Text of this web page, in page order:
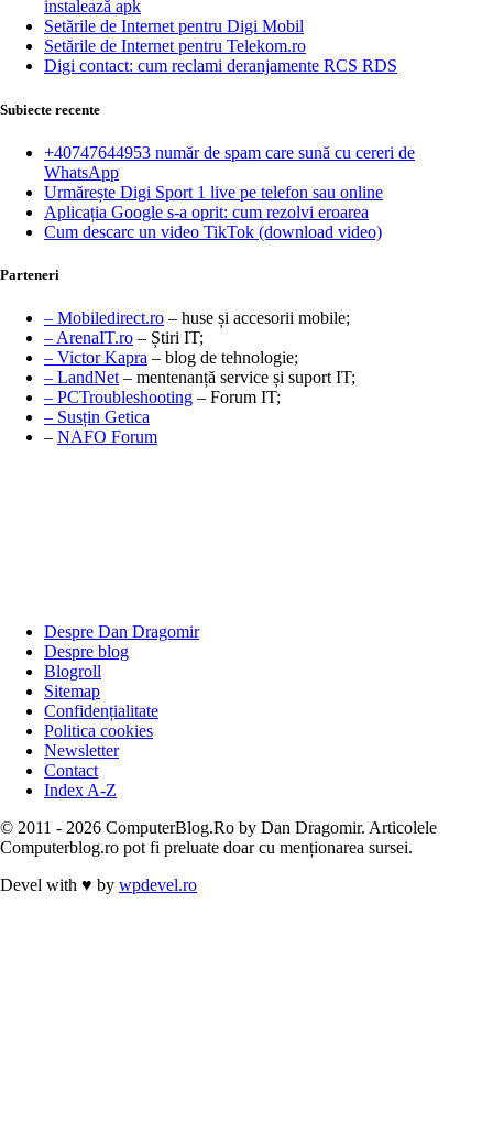
instalează apk
Setările de Internet pentru Digi Mobil
Setările de Internet pentru Telekom.ro
Digi contact: cum reclami deranjamente RCS RDS
Subiecte recente
+40747644953 număr de spam care sună cu cereri de
WhatsApp
Urmărește Digi Sport 1 live pe telefon sau online
Aplicația Google s-a oprit: cum rezolvi eroarea
Cum descarc un video TikTok (download video)
Parteneri
– Mobiledirect.ro – huse și accesorii mobile;
– ArenaIT.ro – Știri IT;
– Victor Kapra – blog de tehnologie;
– LandNet – mentenanță service și suport IT;
– PCTroubleshooting – Forum IT;
– Susțin Getica
– NAFO Forum
Despre Dan Dragomir
Despre blog
Blogroll
Sitemap
Confidențialitate
Politica cookies
Newsletter
Contact
Index A-Z
© 2011 - 2026 ComputerBlog.Ro by Dan Dragomir. Articolele
Computerblog.ro pot fi preluate doar cu menționarea sursei.
Devel with ♥ by wpdevel.ro